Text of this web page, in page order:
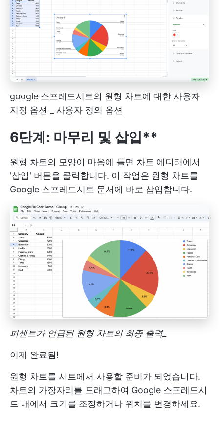
google 스프레드시트의 원형 차트에 대한 사용자
지정 옵션 _ 사용자 정의 옵션
6단계: 마무리 및 삽입**
원형 차트의 모양이 마음에 들면 차트 에디터에서
'삽입' 버튼을 클릭합니다. 이 작업은 원형 차트를
Google 스프레드시트 문서에 바로 삽입합니다.
퍼센트가 언급된 원형 차트의 최종 출력_
이제 완료됨!
원형 차트를 시트에서 사용할 준비가 되었습니다.
차트의 가장자리를 드래그하여 Google 스프레드시
트 내에서 크기를 조정하거나 위치를 변경하세요.